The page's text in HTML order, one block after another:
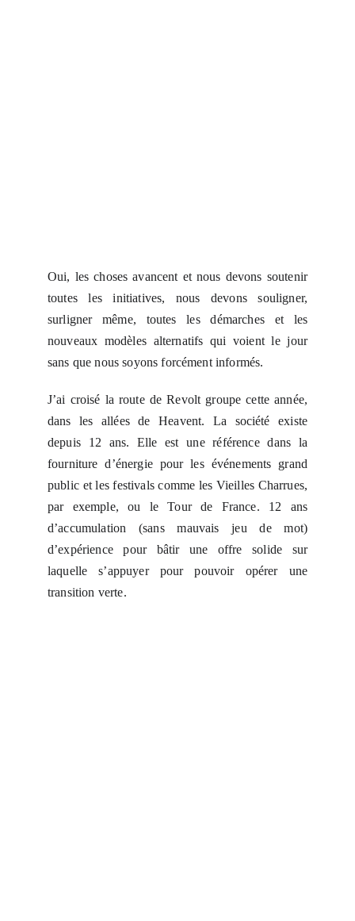
Oui, les choses avancent et nous devons soutenir
toutes les initiatives, nous devons souligner,
surligner même, toutes les démarches et les
nouveaux modèles alternatifs qui voient le jour
sans que nous soyons forcément informés.
J’ai croisé la route de Revolt groupe cette année,
dans les allées de Heavent. La société existe
depuis 12 ans. Elle est une référence dans la
fourniture d’énergie pour les événements grand
public et les festivals comme les Vieilles Charrues,
par exemple, ou le Tour de France. 12 ans
d’accumulation (sans mauvais jeu de mot)
d’expérience pour bâtir une offre solide sur
laquelle s’appuyer pour pouvoir opérer une
transition verte.